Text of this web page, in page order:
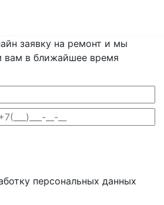
заявку на ремонт и мы
вам в ближайшее время
персональных данных